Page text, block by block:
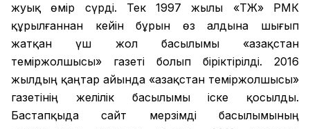
жуық өмір сүрді. Тек 1997 жылы «ҚТЖ» РМК
құрылғаннан кейін бұрын өз алдына шығып
жатқан үш жол басылымы «Қазақстан
теміржолшысы» газеті болып біріктірілді. 2016
жылдың қаңтар айында «Қазақстан теміржолшысы»
газетінің желілік басылымы іске қосылды.
Бастапқыда сайт мерзімді басылымының